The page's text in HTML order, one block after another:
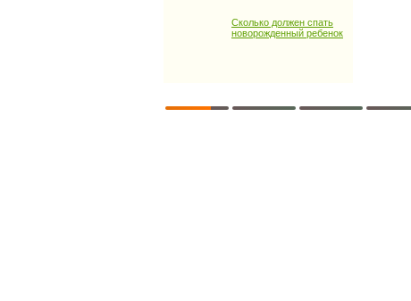
Сколько должен спать
новорожденный ребенок